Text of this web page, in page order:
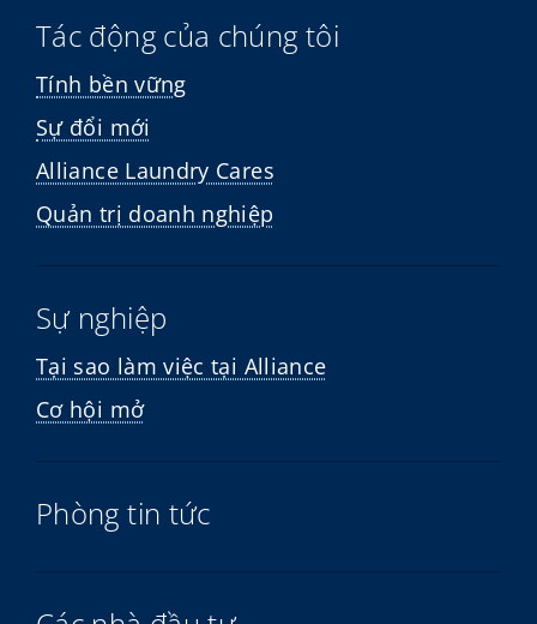
Tác động của chúng tôi
Tính bền vững
Sự đổi mới
Alliance Laundry Cares
Quản trị doanh nghiệp
Sự nghiệp
Tại sao làm việc tại Alliance
Cơ hội mở
Phòng tin tức